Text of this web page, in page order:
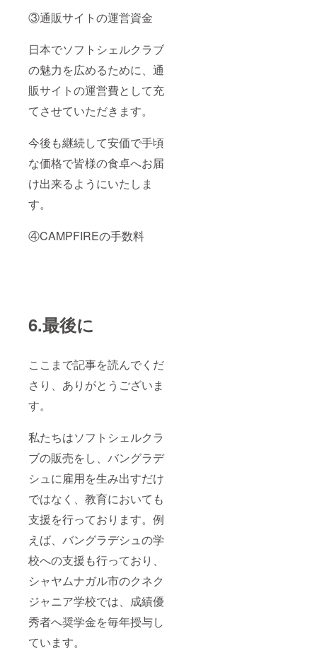
③通販サイトの運営資金
日本でソフトシェルクラブ
の魅力を広めるために、通
販サイトの運営費として充
てさせていただきます。
今後も継続して安価で手頃
な価格で皆様の食卓へお届
け出来るようにいたしま
す。
④CAMPFIREの手数料
6.最後に
ここまで記事を読んでくだ
さり、ありがとうございま
す。
私たちはソフトシェルクラ
ブの販売をし、バングラデ
シュに雇用を生み出すだけ
ではなく、教育においても
支援を行っております。例
えば、バングラデシュの学
校への支援も行っており、
シャヤムナガル市のクネク
ジャニア学校では、成績優
秀者へ奨学金を毎年授与し
ています。